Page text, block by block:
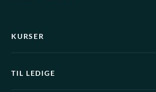
KURSER
TIL LEDIGE